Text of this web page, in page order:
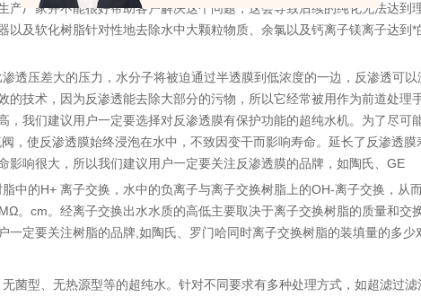
厂家并不能很好帮助客户解决这个问题，这会导致后续的纯化无法达到
及软化树脂针对性地去除水中大颗粒物质、余氯以及钙离子镁离子达
透压差大的压力，水分子将被迫通过半透膜到低浓度的一边，反渗透可
的技术，因为反渗透能去除大部分的污物，所以它经常被用作为前道处
我们建议用户一定要选择对反渗透膜有保护功能的超纯水机。为了尽可
，使反渗透膜始终浸泡在水中，不致因变干而影响寿命。延长了反渗透
响很大，所以我们建议用户一定要关注反渗透膜的品牌，如陶氏、GE
中的H+ 离子交换，水中的负离子与离子交换树脂上的OH-离子交换，从
。cm。经离子交换出水水质的高低主要取决于离子交换树脂的质量和交
定要关注树脂的品牌,如陶氏、罗门哈同时离子交换树脂的装填量的多少
菌型、无热源型等的超纯水。针对不同要求有多种处理方式，如超滤过